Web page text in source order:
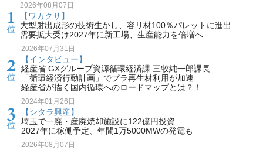
2026年08月07日
【ワカクサ】
大型射出成形の技術生かし、容リ材100％パレットに進出
需要拡大受け2027年に新工場、生産能力を倍増へ
2026年07月31日
【インタビュー】
経産省 GXグループ資源循環経済課 三牧純一郎課長
「循環経済行動計画」でプラ再生材利用が加速
経産省が描く国内循環へのロードマップとは？！
2024年01月26日
【シタラ興産】
埼玉で一廃・産廃焼却施設に122億円投資
2027年に稼働予定、年間1万5000MWの発電も
2026年08月07日